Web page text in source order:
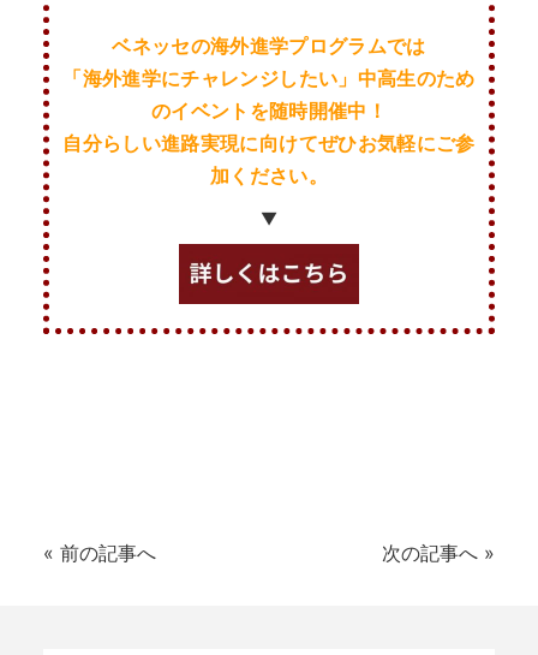
ベネッセの海外進学プログラムでは
「海外進学にチャレンジしたい」 中高生のため
のイベントを随時開催中！
自分らしい進路実現に向けてぜひお気軽にご参
加ください。
▼
« 前の記事へ 次の記事へ »